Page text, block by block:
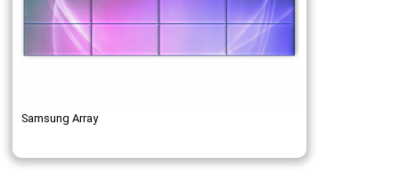
Samsung Array